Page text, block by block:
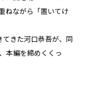
ねながら「置いてけ
きた河口恭吾が、同
本編を締めくくっ